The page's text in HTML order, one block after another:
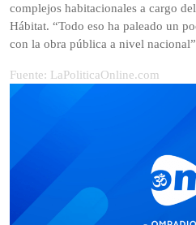
complejos habitacionales a cargo
Hábitat. “Todo eso ha paleado un
con la obra pública a nivel
Fuente: LaPoliticaOnline.com